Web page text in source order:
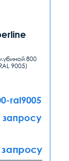
800
9005)
ral9005
запросу